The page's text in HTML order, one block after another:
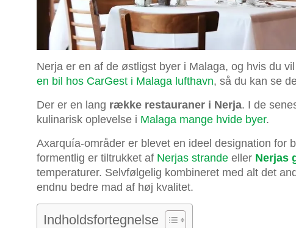
Nerja er en af de østligst byer i Malaga, og hvis du
en bil hos CarGest i Malaga lufthavn, så du kan se
Der er en lang række restauraner i Nerja. I de
kulinarisk oplevelse i Malaga mange hvide byer.
Axarquía-områder er blevet en ideel designation for
formentlig er tiltrukket af Nerjas strande eller Nerjas
temperaturer. Selvfølgelig kombineret med alt det
endnu bedre mad af høj kvalitet.
Indholdsfortegnelse